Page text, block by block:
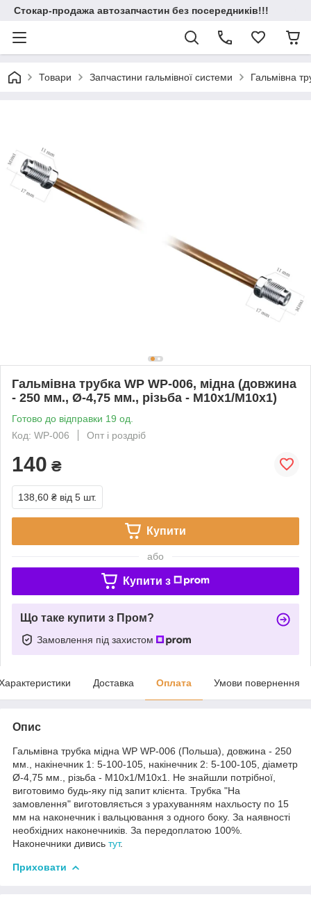
Стокар-продажа автозапчастин без посередників!!!
Товари Запчастини гальмівної системи Гальмівна
Гальмівна трубка WP WP-006, мідна (довжина
- 250 мм., Ø-4,75 мм., різьба - М10х1/М10х1)
Готово до відправки 19 од.
Код: WP-006
Опт і роздріб
140 ₴
138,60 ₴ від 5 шт.
Купити
або
Купити з
Що таке купити з Пром?
Замовлення під захистом
Доставка Оплата Умови повернення
Опис
Гальмівна трубка мідна WP WP-006 (Польша), довжина - 250
мм., накінечник 1: 5-100-105, накінечник 2: 5-100-105, діаметр
Ø-4,75 мм., різьба - М10х1/М10х1. Не знайшли потрібної,
виготовимо будь-яку під запит клієнта. Трубка "На
замовлення" виготовляється з урахуванням нахльосту по 15
мм на наконечник і вальцювання з одного боку. За наявності
необхідних наконечників. За передоплатою 100%.
Наконечники дивись тут.
Приховати